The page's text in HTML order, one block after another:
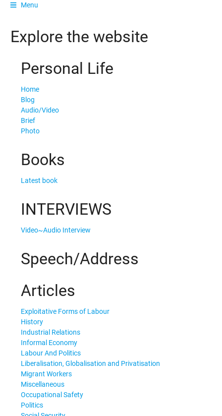
Menu
Explore the website
Personal Life
Home
Blog
Audio/Video
Brief
Photo
Books
Latest book
INTERVIEWS
Video~Audio Interview
Speech/Address
Articles
Exploitative Forms of Labour
History
Industrial Relations
Informal Economy
Labour And Politics
Liberalisation, Globalisation and Privatisation
Migrant Workers
Miscellaneous
Occupational Safety
Politics